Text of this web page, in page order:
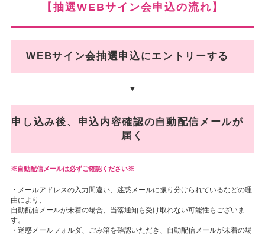
【抽選WEBサイン会申込の流れ】
WEBサイン会抽選申込にエントリーする
▼
申し込み後、申込内容確認の自動配信メールが
届く
自動配信メールは必ずご確認ください※
・メールアドレスの入力間違い、迷惑メールに振り分けられているなどの理
由により、
自動配信メールが未着の場合、当落通知も受け取れない可能性もございま
す。
・迷惑メールフォルダ、ごみ箱を確認いただき、自動配信メールが未着の場